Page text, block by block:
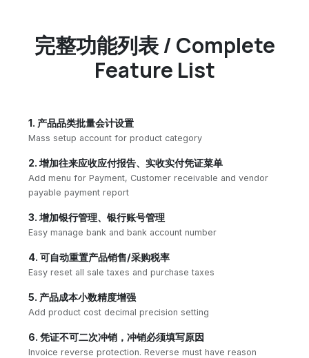
完整功能列表 / Complete
Feature List
1. 产品品类批量会计设置
Mass setup account for product category
2. 增加往来应收应付报告、实收实付凭证菜单
Add menu for Payment, Customer receivable and vendor
payable payment report
3. 增加银行管理、银行账号管理
Easy manage bank and bank account number
4. 可自动重置产品销售/采购税率
Easy reset all sale taxes and purchase taxes
5. 产品成本小数精度增强
Add product cost decimal precision setting
6. 凭证不可二次冲销，冲销必须填写原因
Invoice reverse protection. Reverse must have reason